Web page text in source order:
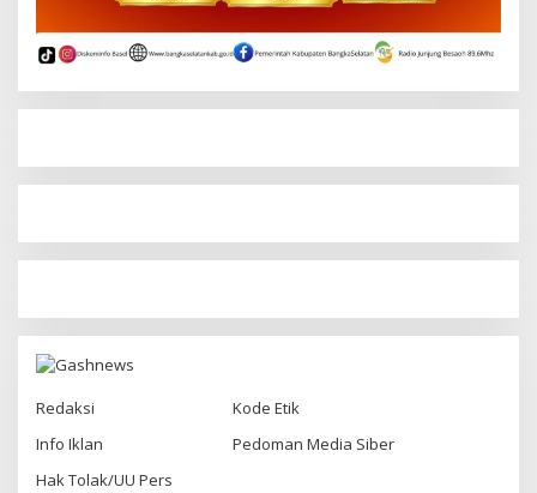
Redaksi
Kode Etik
Info Iklan
Pedoman Media Siber
Hak Tolak/UU Pers